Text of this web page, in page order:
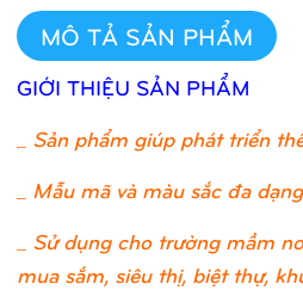
MÔ TẢ SẢN PHẨM
GIỚI THIỆU SẢN PHẨM
Sản phẩm giúp phát triển
_ Mẫu mã và màu sắc đa dạng
_ Sử dụng cho trường mầm
mua sắm, siêu thị, biệt thự,